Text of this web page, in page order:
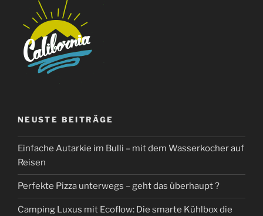
NEUSTE BEITRÄGE
Einfache Autarkie im Bulli – mit dem Wasserkocher auf
Reisen
Perfekte Pizza unterwegs – geht das überhaupt ?
Camping Luxus mit Ecoflow: Die smarte Kühlbox die